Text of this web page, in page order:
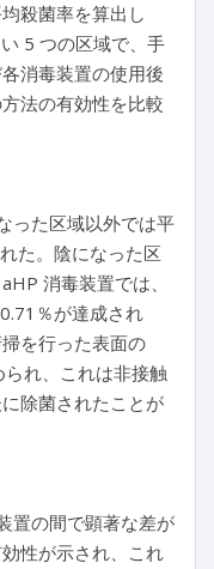
殺菌率を算出し
5 つの区域で、手
消毒装置の使用後
法の有効性を比較
った区域以外では平
た。陰になった区
消毒装置では、
％が達成され
を行った表面の
れ、これは非接触
除菌されたことが
置の間で顕著な差が
性が示され、これ